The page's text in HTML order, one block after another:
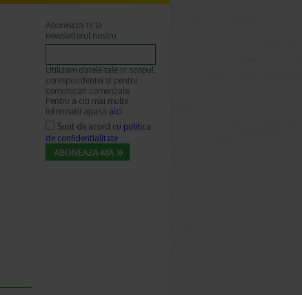
Aboneaza-te la
newsletterul nostru
Utilizam datele tale in scopul
corespondentei si pentru
comunicari comerciale.
Pentru a citi mai multe
informatii apasa aici.
Sunt de acord cu politica
de confidentialitate